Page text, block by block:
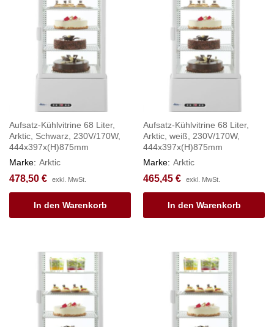
Aufsatz-Kühlvitrine 68 Liter,
Arktic, Schwarz, 230V/170W,
444x397x(H)875mm
Marke: Arktic
478,50 € exkl. MwSt.
In den Warenkorb
Aufsatz-Kühlvitrine 68 Liter,
Arktic, weiß, 230V/170W,
444x397x(H)875mm
Marke: Arktic
465,45 € exkl. MwSt.
In den Warenkorb